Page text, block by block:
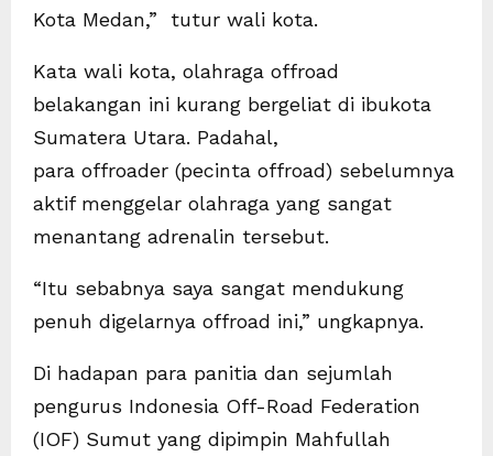
Kota Medan,” tutur wali kota.
Kata wali kota, olahraga offroad
belakangan ini kurang bergeliat di ibukota
Sumatera Utara. Padahal,
para offroader (pecinta offroad) sebelumnya
aktif menggelar olahraga yang sangat
menantang adrenalin tersebut.
“Itu sebabnya saya sangat mendukung
penuh digelarnya offroad ini,” ungkapnya.
Di hadapan para panitia dan sejumlah
pengurus Indonesia Off-Road Federation
(IOF) Sumut yang dipimpin Mahfullah